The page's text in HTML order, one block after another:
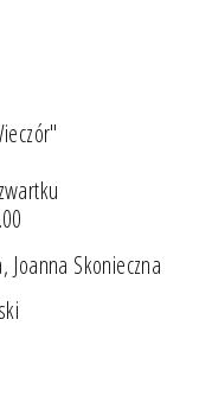
Joanna Skonieczna